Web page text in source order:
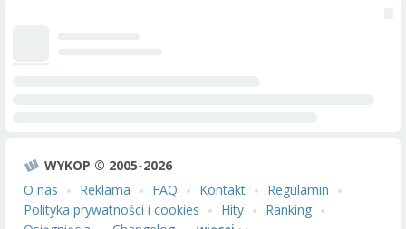
WYKOP © 2005-2026
O nas
Reklama FAQ Kontakt
Regulamin
Polityka prywatności i cookies
Hity
Ranking